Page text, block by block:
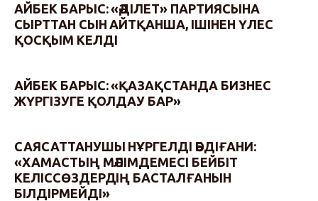
АЙБЕК БАРЫС: «ӘДІЛЕТ» ПАРТИЯСЫНА
СЫРТТАН СЫН АЙТҚАНША, ІШІНЕН ҮЛЕС
ҚОСҚЫМ КЕЛДІ
АЙБЕК БАРЫС: «ҚАЗАҚСТАНДА БИЗНЕС
ЖҮРГІЗУГЕ ҚОЛДАУ БАР»
САЯСАТТАНУШЫ НҰРГЕЛДІ ӘБДІҒАНИ:
«ХАМАСТЫҢ МӘЛІМДЕМЕСІ БЕЙБІТ
КЕЛІССӨЗДЕРДІҢ БАСТАЛҒАНЫН
БІЛДІРМЕЙДІ»